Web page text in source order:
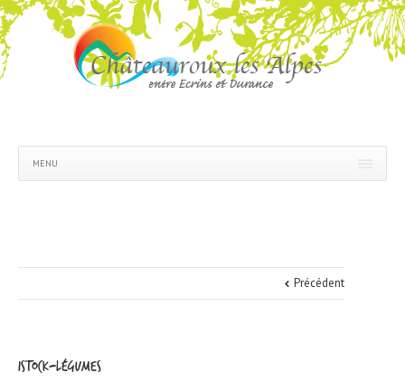
MENU
Précédent
iStock-légumes